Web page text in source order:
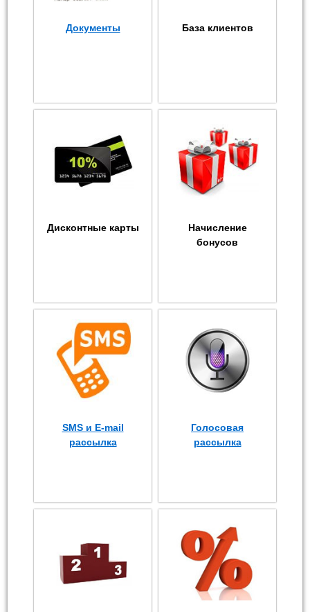
Документы База клиентов
Дисконтные карты
Начисление
бонусов
SMS и E-mail
рассылка
Голосовая
рассылка